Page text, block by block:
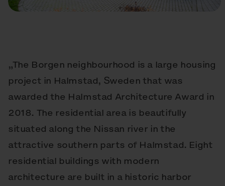
„The Borgen neighbourhood is a large housing
project in Halmstad, Sweden that was
awarded the Halmstad Architecture Award in
2018. The residential area is beautifully
situated along the Nissan river in the
attractive southern parts of Halmstad. Eight
residential buildings with modern
architecture are built in a historic harbor